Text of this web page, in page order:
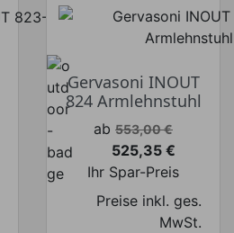
Gervasoni INOUT
824 Armlehnstuhl
Verkaufspreis
ab 553,00 €
Preis
525,35 €
Ihr Spar-Preis
Preise inkl. ges.
MwSt.